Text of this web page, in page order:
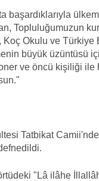
başardıklarıyla
Topluluğumuzun
Koç Okulu ve Türkiye
büyük üzüntüsü
ve öncü kişiliği ile
Tatbikat
"Lâ ilâhe